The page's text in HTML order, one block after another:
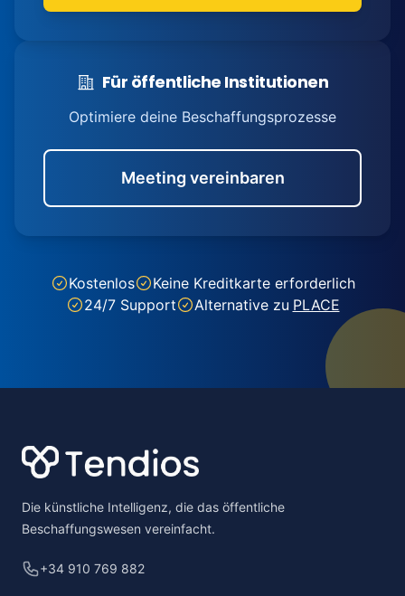
Für öffentliche Institutionen
Optimiere deine Beschaffungsprozesse
Meeting vereinbaren
Kostenlos
Keine Kreditkarte erforderlich
24/7 Support
Alternative zu PLACE
Die künstliche Intelligenz, die das öffentliche
Beschaffungswesen vereinfacht.
+34 910 769 882